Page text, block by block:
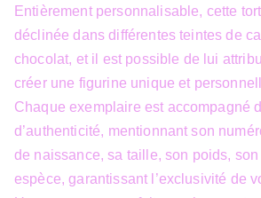
Entièrement personnalisable, cette
déclinée dans différentes teintes de
chocolat, et il est possible de lui
créer une figurine unique et
Chaque exemplaire est accompagné
d’authenticité, mentionnant son
de naissance, sa taille, son poids, son
espèce, garantissant l’exclusivité de